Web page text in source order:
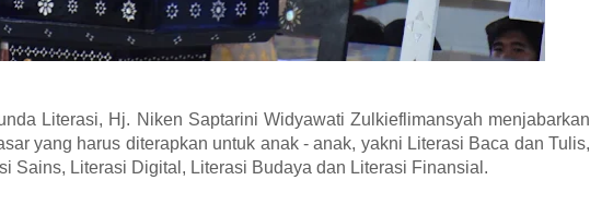
Literasi, Hj. Niken Saptarini Widyawati Zulkieflimansyah menjabarkan
yang harus diterapkan untuk anak - anak, yakni Literasi Baca dan Tulis,
Sains, Literasi Digital, Literasi Budaya dan Literasi Finansial.